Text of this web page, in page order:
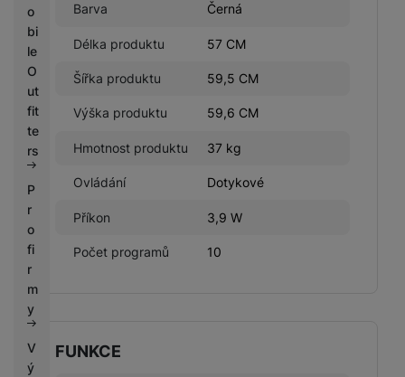
o
bi
le
O
ut
fit
te
rs
P
r
o
fi
r
m
y
V
ý
Barva Černá
Délka produktu 57 CM
Šířka produktu 59,5 CM
Výška produktu 59,6 CM
Hmotnost produktu 37 kg
Ovládání Dotykové
Příkon 3,9 W
Počet programů 10
FUNKCE